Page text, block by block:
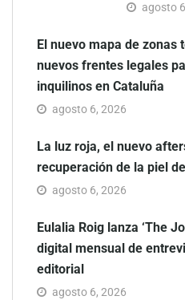
agosto
El nuevo mapa de zonas
nuevos frentes legales
inquilinos en Cataluña
agosto 6, 2026
La luz roja, el nuevo
recuperación de la piel
agosto 6, 2026
Eulalia Roig lanza ‘The
digital mensual de
editorial
agosto 6, 2026